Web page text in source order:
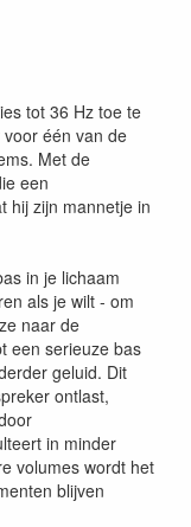
tot 36 Hz toe te
één van de
Met de
een
hij zijn mannetje in
in je lichaam
als je wilt - om
naar de
een serieuze bas
geluid. Dit
ontlast,
in minder
volumes wordt het
blijven